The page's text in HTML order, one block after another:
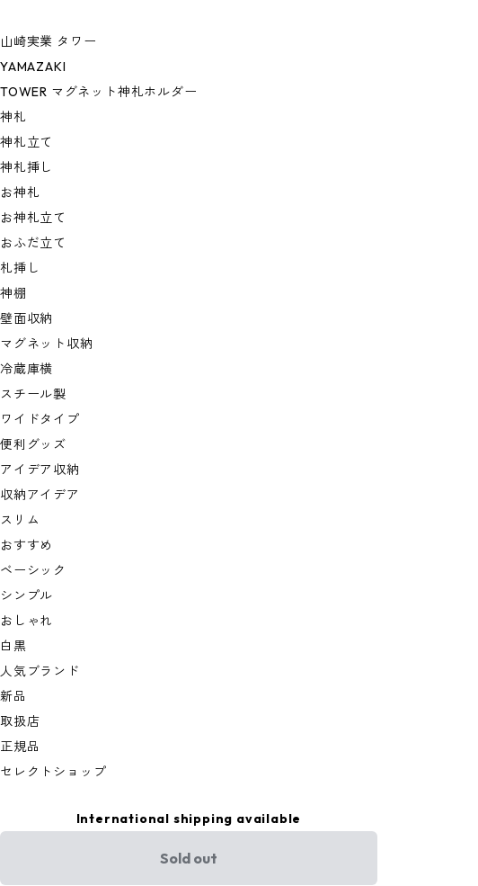
山崎実業 タワー
YAMAZAKI
TOWER マグネット神札ホルダー
神札
神札立て
神札挿し
お神札
お神札立て
おふだ立て
札挿し
神棚
壁面収納
マグネット収納
冷蔵庫横
スチール製
ワイドタイプ
便利グッズ
アイデア収納
収納アイデア
スリム
おすすめ
ベーシック
シンプル
おしゃれ
白黒
人気ブランド
新品
取扱店
正規品
セレクトショップ
International shipping available
Sold out